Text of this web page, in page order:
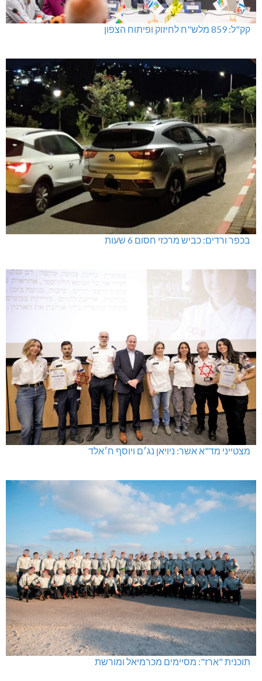
קק"ל: 859 מלש"ח לחיזוק ופיתוח הצפון
בכפר ורדים: כביש מרכזי חסום 6 שעות
מצטייני מד"א אשר: ניויאן נג׳ם ויוסף ח׳אלד
תוכנית "ארז": מסיימים מכרמיאל ומורשת